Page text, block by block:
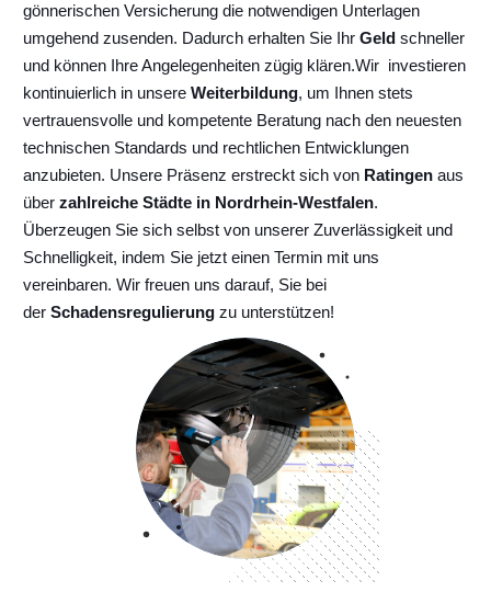
gönnerischen Versicherung die notwendigen Unterlagen
umgehend zusenden. Dadurch erhalten Sie Ihr Geld schneller
und können Ihre Angelegenheiten zügig klären.Wir investieren
kontinuierlich in unsere Weiterbildung, um Ihnen stets
vertrauensvolle und kompetente Beratung nach den neuesten
technischen Standards und rechtlichen Entwicklungen
anzubieten. Unsere Präsenz erstreckt sich von Ratingen aus
über zahlreiche Städte in Nordrhein-Westfalen.
Überzeugen Sie sich selbst von unserer Zuverlässigkeit und
Schnelligkeit, indem Sie jetzt einen Termin mit uns
vereinbaren. Wir freuen uns darauf, Sie bei
der Schadensregulierung zu unterstützen!